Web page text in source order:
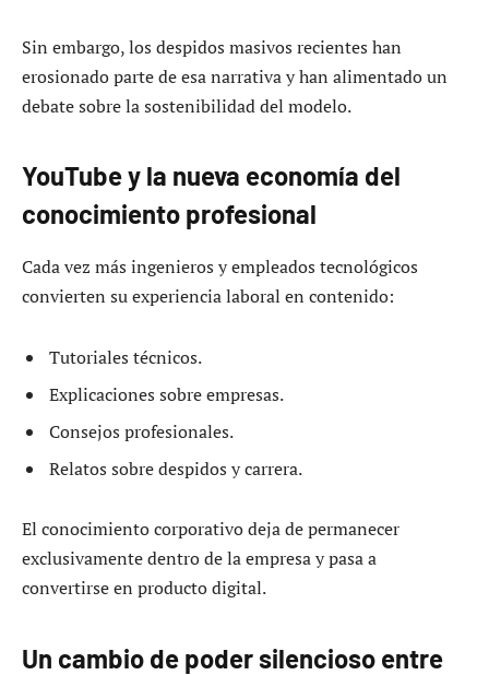
Sin embargo, los despidos masivos recientes han
erosionado parte de esa narrativa y han alimentado un
debate sobre la sostenibilidad del modelo.
YouTube y la nueva economía del
conocimiento profesional
Cada vez más ingenieros y empleados tecnológicos
convierten su experiencia laboral en contenido:
Tutoriales técnicos.
Explicaciones sobre empresas.
Consejos profesionales.
Relatos sobre despidos y carrera.
El conocimiento corporativo deja de permanecer
exclusivamente dentro de la empresa y pasa a
convertirse en producto digital.
Un cambio de poder silencioso entre